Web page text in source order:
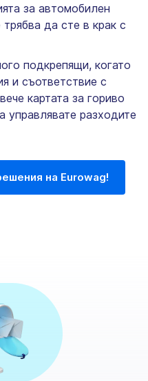
за автомобилен
да сте в крак с
подкрепящи, когато
и съответствие с
картата за гориво
управлявате разходите
на Eurowag!